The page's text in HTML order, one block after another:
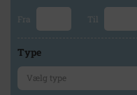
Fra Til
Type